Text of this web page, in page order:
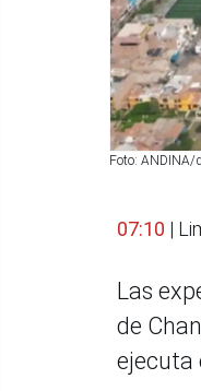
Foto: ANDINA/
07:10 |
Las
de
ejecuta